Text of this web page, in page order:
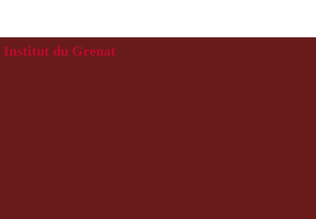
Institut du Grenat